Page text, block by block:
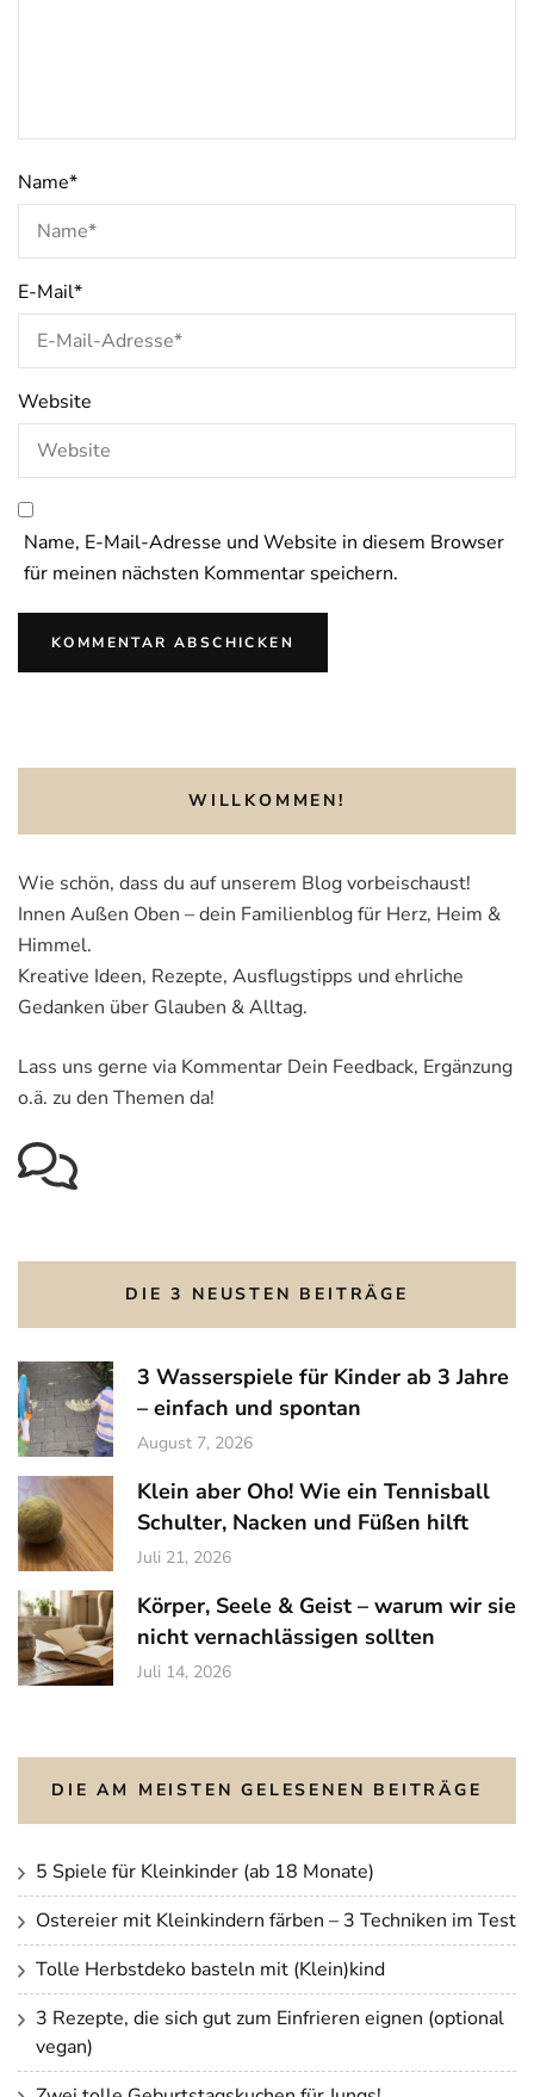
Name*
E-Mail*
Website
Name, E-Mail-Adresse und Website in diesem Browser
für meinen nächsten Kommentar speichern.
WILLKOMMEN!
Wie schön, dass du auf unserem Blog vorbeischaust!
Innen Außen Oben – dein Familienblog für Herz, Heim &
Himmel.
Kreative Ideen, Rezepte, Ausflugstipps und ehrliche
Gedanken über Glauben & Alltag.
Lass uns gerne via Kommentar Dein Feedback, Ergänzung
o.ä. zu den Themen da!
DIE 3 NEUSTEN BEITRÄGE
3 Wasserspiele für Kinder ab 3 Jahre
– einfach und spontan
August 7, 2026
Klein aber Oho! Wie ein Tennisball
Schulter, Nacken und Füßen hilft
Juli 21, 2026
Körper, Seele & Geist – warum wir sie
nicht vernachlässigen sollten
Juli 14, 2026
DIE AM MEISTEN GELESENEN BEITRÄGE
5 Spiele für Kleinkinder (ab 18 Monate)
Ostereier mit Kleinkindern färben – 3 Techniken im Test
Tolle Herbstdeko basteln mit (Klein)kind
3 Rezepte, die sich gut zum Einfrieren eignen (optional
vegan)